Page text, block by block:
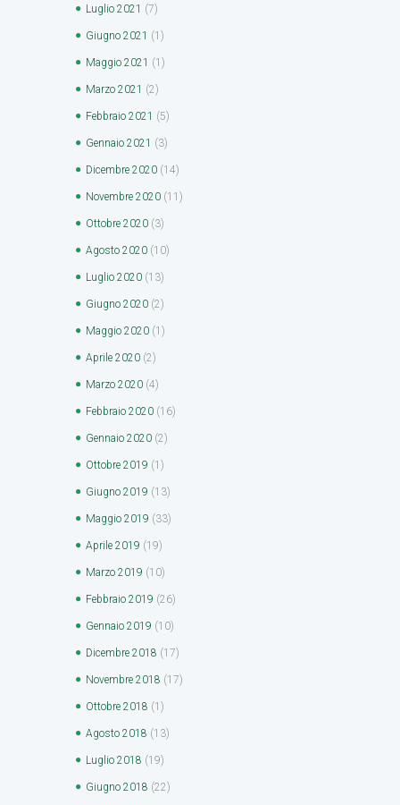
Luglio 2021 (7)
Giugno 2021 (1)
Maggio 2021 (1)
Marzo 2021 (2)
Febbraio 2021 (5)
Gennaio 2021 (3)
Dicembre 2020 (14)
Novembre 2020 (11)
Ottobre 2020 (3)
Agosto 2020 (10)
Luglio 2020 (13)
Giugno 2020 (2)
Maggio 2020 (1)
Aprile 2020 (2)
Marzo 2020 (4)
Febbraio 2020 (16)
Gennaio 2020 (2)
Ottobre 2019 (1)
Giugno 2019 (13)
Maggio 2019 (33)
Aprile 2019 (19)
Marzo 2019 (10)
Febbraio 2019 (26)
Gennaio 2019 (10)
Dicembre 2018 (17)
Novembre 2018 (17)
Ottobre 2018 (1)
Agosto 2018 (13)
Luglio 2018 (19)
Giugno 2018 (22)